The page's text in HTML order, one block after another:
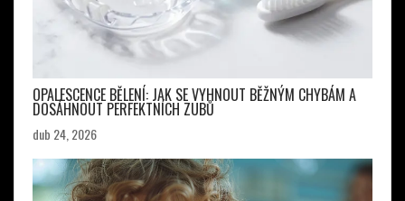
OPALESCENCE BĚLENÍ: JAK SE VYHNOUT BĚŽNÝM CHYBÁM A
DOSÁHNOUT PERFEKTNÍCH ZUBŮ
dub 24, 2026